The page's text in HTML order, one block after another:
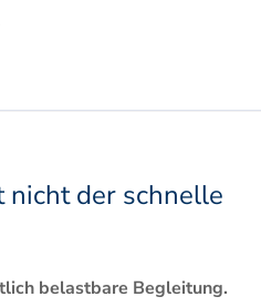
nicht der schnelle
belastbare Begleitung.